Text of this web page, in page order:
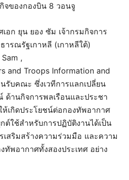
จของกองบิน 8 วอนจู
อก ยุน ยอง ซัม เจ้ากรมกิจการ
ารณรัฐเกาหลี (เกาหลีใต้)
,
and Troops Information and
รับคณะ ซึ่งเวทีการแลกเปลี่ยน
ด้านกิจการพลเรือนและประชา
เกิดประโยชน์ต่อกองทัพอากาศ
ต์ใช้สำหรับการปฏิบัติงานได้เป็น
เสริมสร้างความร่วมมือ และความ
พอากาศทั้งสองประเทศ อย่าง